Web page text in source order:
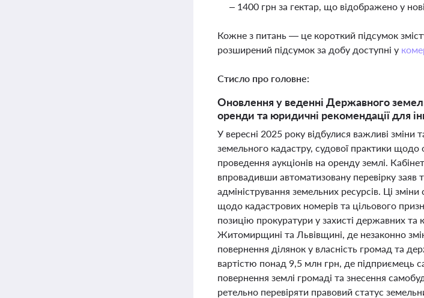
– 1400 грн за гектар, що відображено у
Кожне з питань — це короткий підсумок
розширений підсумок за добу доступні у
Стисло про головне:
Оновлення у веденні Державного
оренди та юридичні рекомендації для
У вересні 2025 року відбулися важливі
земельного кадастру, судової практики
проведення аукціонів на оренду землі.
впровадивши автоматизовану перевірку заяв
адміністрування земельних ресурсів. Ці
щодо кадастрових номерів та цільового
позицію прокуратури у захисті державних
Житомирщині та Львівщині, де незаконно
повернення ділянок у власність громад та
вартістю понад 9,5 млн грн, де підприємець
повернення землі громаді та знесення
ретельно перевіряти правовий статус